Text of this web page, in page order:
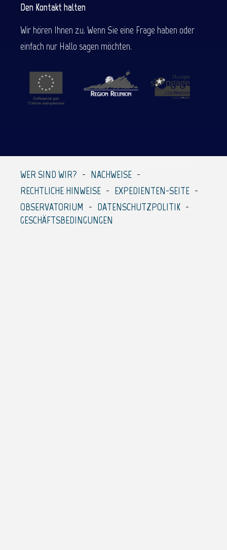
Den Kontakt halten
Wir hören Ihnen zu. Wenn Sie eine Frage haben oder
einfach nur Hallo sagen möchten.
WER SIND WIR?
NACHWEISE
RECHTLICHE HINWEISE
EXPEDIENTEN-SEITE
OBSERVATORIUM
DATENSCHUTZPOLITIK
GESCHÄFTSBEDINGUNGEN